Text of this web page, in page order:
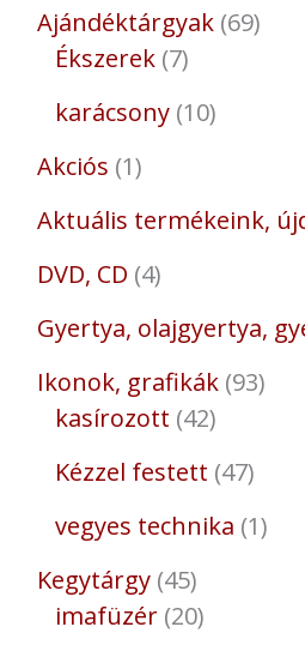
Ajándéktárgyak 69
Ékszerek 7
karácsony 10
Akciós 1
Aktuális termékeink,
DVD, CD 4
Gyertya, olajgyertya,
Ikonok, grafikák 93
kasírozott 42
Kézzel festett 47
vegyes technika 1
Kegytárgy 45
imafüzér 20